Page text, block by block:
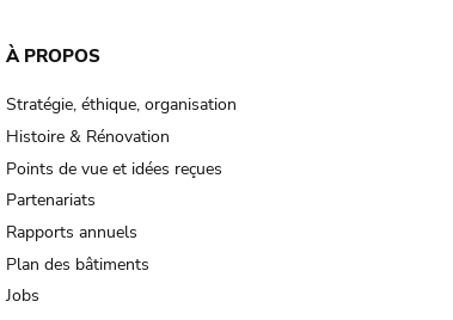
À PROPOS
Stratégie, éthique, organisation
Histoire & Rénovation
Points de vue et idées reçues
Partenariats
Rapports annuels
Plan des bâtiments
Jobs